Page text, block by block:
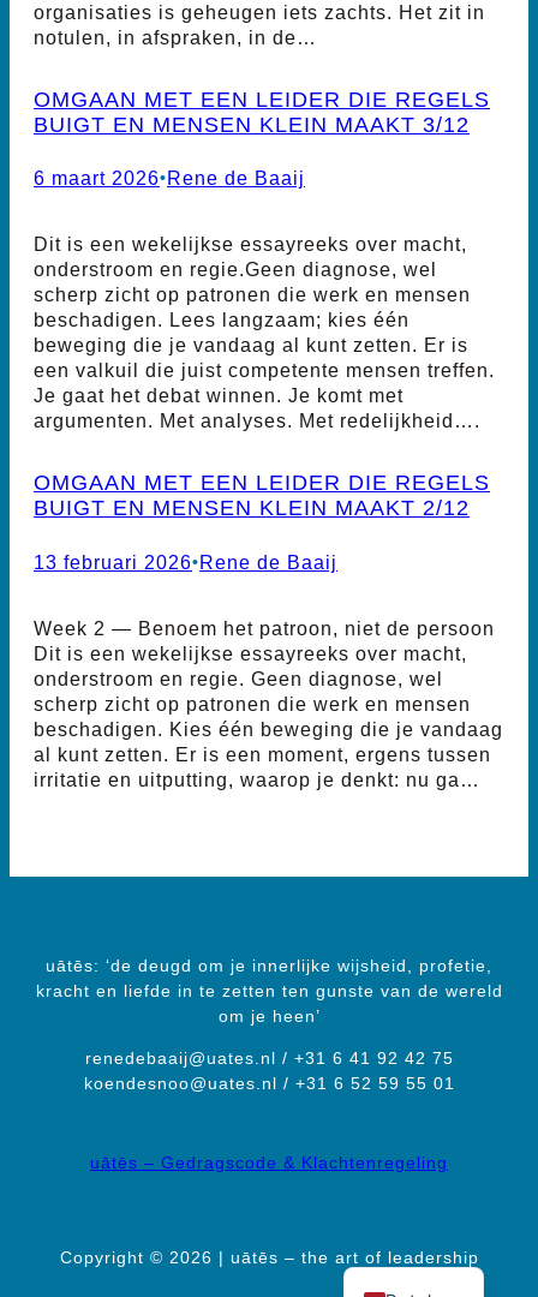
organisaties is geheugen iets zachts. Het zit in
notulen, in afspraken, in de…
OMGAAN MET EEN LEIDER DIE REGELS
BUIGT EN MENSEN KLEIN MAAKT 3/12
6 maart 2026•Rene de Baaij
Dit is een wekelijkse essayreeks over macht,
onderstroom en regie.Geen diagnose, wel
scherp zicht op patronen die werk en mensen
beschadigen. Lees langzaam; kies één
beweging die je vandaag al kunt zetten. Er is
een valkuil die juist competente mensen treffen.
Je gaat het debat winnen. Je komt met
argumenten. Met analyses. Met redelijkheid….
OMGAAN MET EEN LEIDER DIE REGELS
BUIGT EN MENSEN KLEIN MAAKT 2/12
13 februari 2026•Rene de Baaij
Week 2 — Benoem het patroon, niet de persoon
Dit is een wekelijkse essayreeks over macht,
onderstroom en regie. Geen diagnose, wel
scherp zicht op patronen die werk en mensen
beschadigen. Kies één beweging die je vandaag
al kunt zetten. Er is een moment, ergens tussen
irritatie en uitputting, waarop je denkt: nu ga…
uātēs: ‘de deugd om je innerlijke wijsheid, profetie,
kracht en liefde in te zetten ten gunste van de wereld
om je heen’
renedebaaij@uates.nl / +31 6 41 92 42 75
koendesnoo@uates.nl / +31 6 52 59 55 01
uātēs – Gedragscode & Klachtenregeling
Copyright © 2026 | uātēs – the art of leadership
English